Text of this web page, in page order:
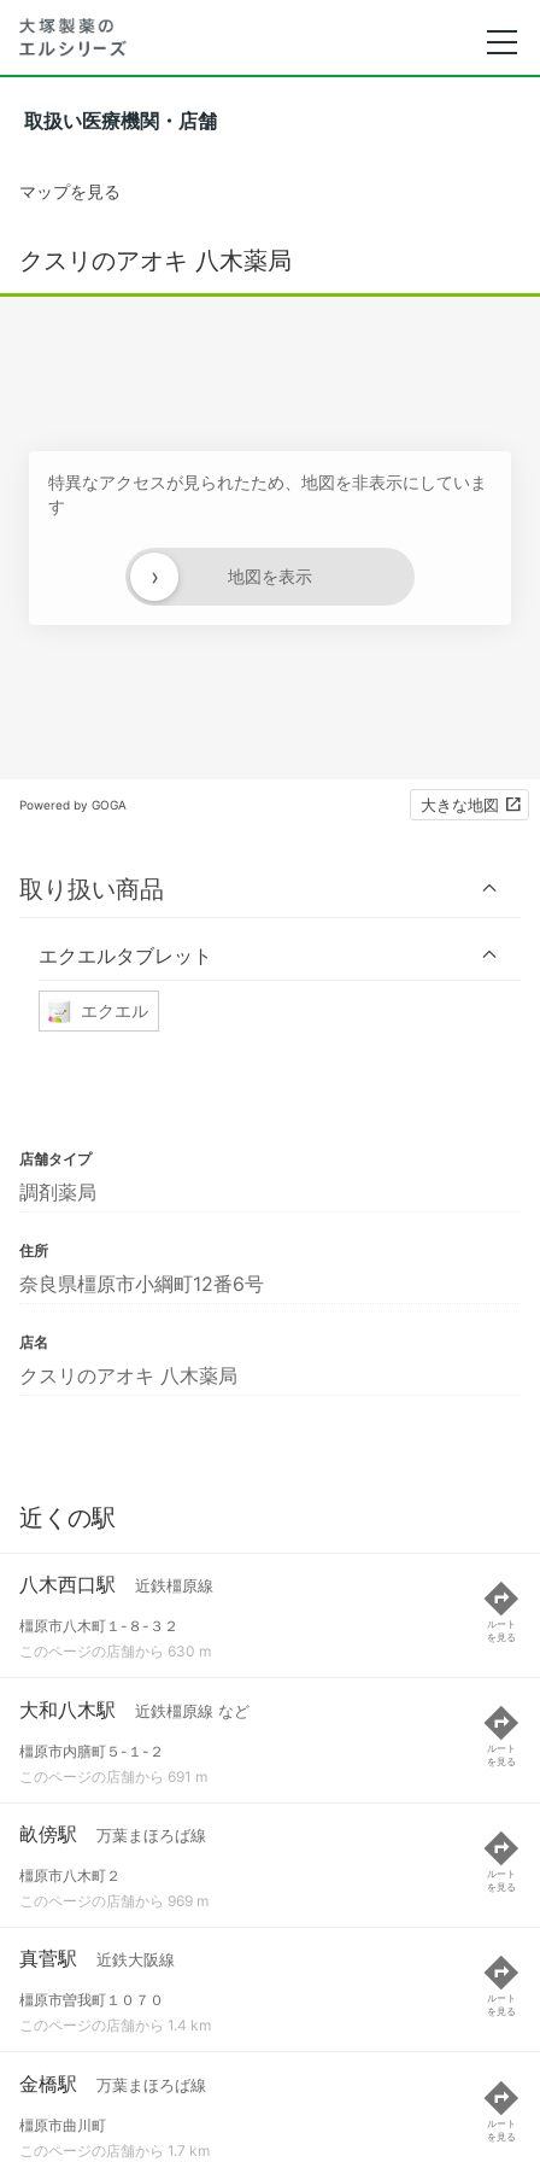
取扱い医療機関・店舗
マップを見る
クスリのアオキ 八木薬局
特異なアクセスが見られたため、地図を非表示にしていま
す
地図を表示
›
Powered by GOGA 大きな地図
取り扱い商品
エクエルタブレット
エクエル
店舗タイプ
調剤薬局
住所
奈良県橿原市小綱町12番6号
店名
クスリのアオキ 八木薬局
近くの駅
八木西口駅 近鉄橿原線
橿原市八木町１-８-３２
このページの店舗から 630 m
ルート
を見る
大和八木駅 近鉄橿原線 など
橿原市内膳町５-１-２
このページの店舗から 691 m
ルート
を見る
畝傍駅 万葉まほろば線
橿原市八木町２
このページの店舗から 969 m
ルート
を見る
真菅駅 近鉄大阪線
橿原市曽我町１０７０
このページの店舗から 1.4 km
ルート
を見る
金橋駅 万葉まほろば線
橿原市曲川町
このページの店舗から 1.7 km
ルート
を見る